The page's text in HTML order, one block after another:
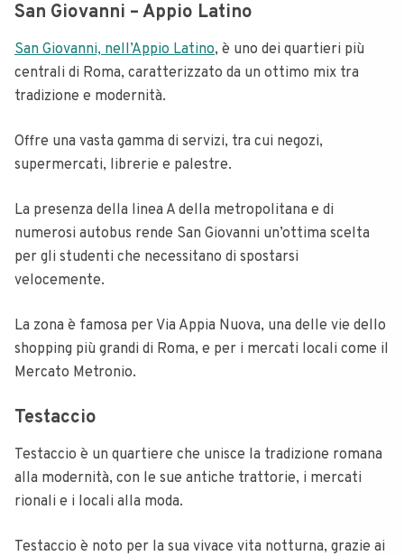
San Giovanni – Appio Latino
San Giovanni, nell’Appio Latino, è uno dei quartieri più
centrali di Roma, caratterizzato da un ottimo mix tra
tradizione e modernità.
Offre una vasta gamma di servizi, tra cui negozi,
supermercati, librerie e palestre.
La presenza della linea A della metropolitana e di
numerosi autobus rende San Giovanni un’ottima scelta
per gli studenti che necessitano di spostarsi
velocemente.
La zona è famosa per Via Appia Nuova, una delle vie dello
shopping più grandi di Roma, e per i mercati locali come il
Mercato Metronio.
Testaccio
Testaccio è un quartiere che unisce la tradizione romana
alla modernità, con le sue antiche trattorie, i mercati
rionali e i locali alla moda.
Testaccio è noto per la sua vivace vita notturna, grazie ai